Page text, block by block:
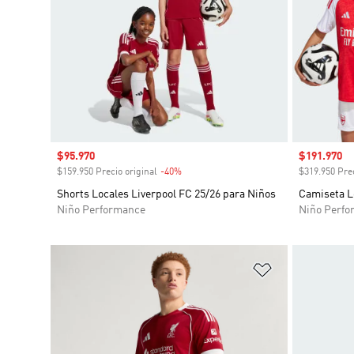
Precio de venta
$95.970
$159.950 Precio original -40%
Shorts Locales Liverpool FC 25/26 para Niños
Niño Performance
Precio de
$191.970
$319.950
Camiseta
Niño